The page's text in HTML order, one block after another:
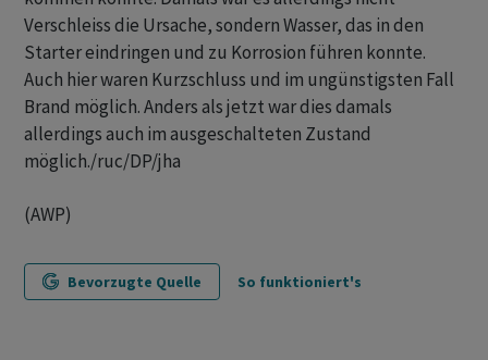
Verschleiss die Ursache, sondern Wasser, das in den
Starter eindringen und zu Korrosion führen konnte.
Auch hier waren Kurzschluss und im ungünstigsten Fall
Brand möglich. Anders als jetzt war dies damals
allerdings auch im ausgeschalteten Zustand
möglich./ruc/DP/jha
(AWP)
Bevorzugte Quelle So funktioniert's